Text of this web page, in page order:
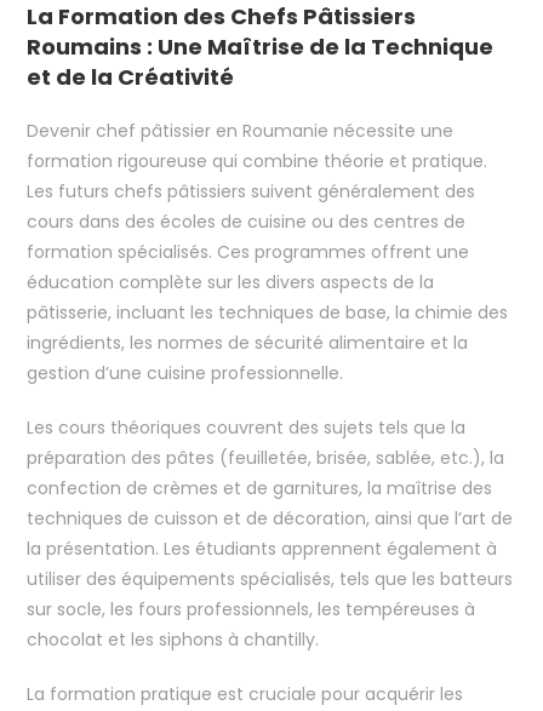
La Formation des Chefs Pâtissiers
Roumains : Une Maîtrise de la Technique
et de la Créativité
Devenir chef pâtissier en Roumanie nécessite une
formation rigoureuse qui combine théorie et pratique.
Les futurs chefs pâtissiers suivent généralement des
cours dans des écoles de cuisine ou des centres de
formation spécialisés. Ces programmes offrent une
éducation complète sur les divers aspects de la
pâtisserie, incluant les techniques de base, la chimie des
ingrédients, les normes de sécurité alimentaire et la
gestion d’une cuisine professionnelle.
Les cours théoriques couvrent des sujets tels que la
préparation des pâtes (feuilletée, brisée, sablée, etc.), la
confection de crèmes et de garnitures, la maîtrise des
techniques de cuisson et de décoration, ainsi que l’art de
la présentation. Les étudiants apprennent également à
utiliser des équipements spécialisés, tels que les batteurs
sur socle, les fours professionnels, les tempéreuses à
chocolat et les siphons à chantilly.
La formation pratique est cruciale pour acquérir les